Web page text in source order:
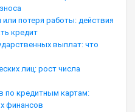
потеря работы: действия
кредит
выплат: что
лиц: рост числа
по кредитным картам:
финансов